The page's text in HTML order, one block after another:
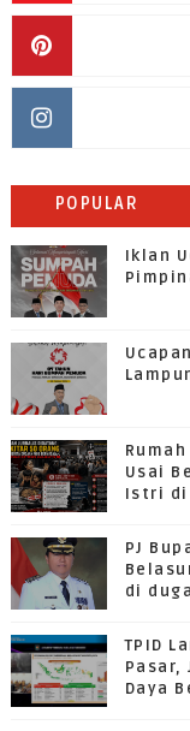
POPULAR
Iklan
Usai
Istri di
PJ
di
TPID
Pasar,
Daya